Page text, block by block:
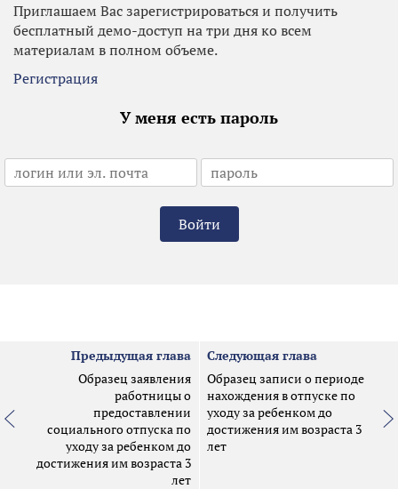
Приглашаем Вас зарегистрироваться и получить
бесплатный демо-доступ на три дня ко всем
материалам в полном объеме.
Регистрация
У меня есть пароль
Войти
Предыдущая глава
Образец заявления
работницы о
предоставлении
социального отпуска по
уходу за ребенком до
достижения им возраста 3
лет
Следующая глава
Образец записи о периоде
нахождения в отпуске по
уходу за ребенком до
достижения им возраста 3
лет